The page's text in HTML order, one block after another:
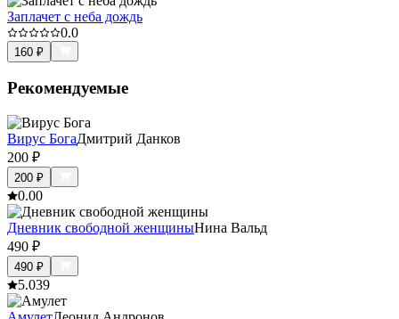
Заплачет с неба дождь
0.0
160 ₽
Рекомендуемые
Вирус БогаДмитрий Данков
200 ₽
200 ₽
0.00
Дневник свободной женщиныНина Вальд
490 ₽
490 ₽
5.039